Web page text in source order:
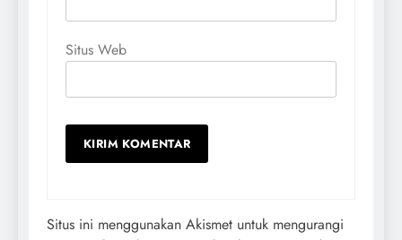
Situs Web
Situs ini menggunakan Akismet untuk mengurangi